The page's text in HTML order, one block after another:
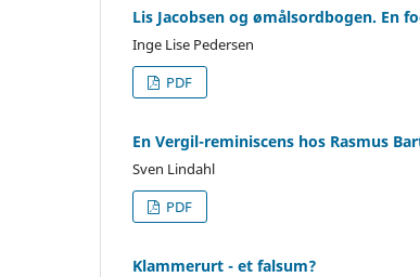
Lis Jacobsen og ømålsordbogen. En
Inge Lise Pedersen
PDF
En Vergil-reminiscens hos Rasmus
Sven Lindahl
PDF
Klammerurt - et falsum?